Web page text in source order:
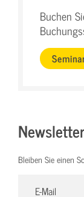
Buchen
Newsletter
Bleiben Sie einen